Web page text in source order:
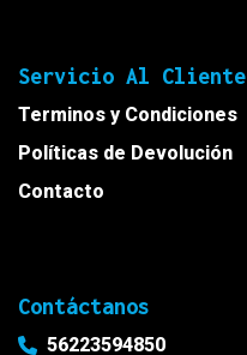
Servicio Al Cliente
Terminos y Condiciones
Políticas de Devolución
Contacto
Contáctanos
56223594850